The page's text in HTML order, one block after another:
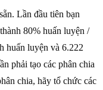
Lần đầu tiên bạn
80% huấn luyện /
huấn luyện và 6.222
phải tạo các phân chia
chia, hãy tổ chức các